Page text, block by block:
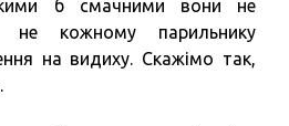
б смачними вони не
не кожному парильнику
на видиху. Скажімо так,